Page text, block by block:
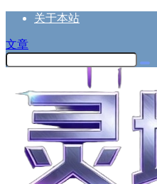
关于本站
文章